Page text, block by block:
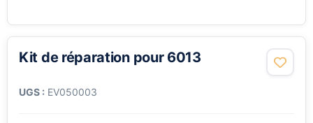
Kit de réparation pour 6013
UGS : EV050003